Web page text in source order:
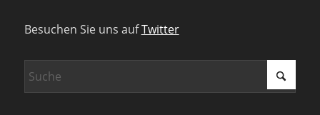
Besuchen Sie uns aufTwitter